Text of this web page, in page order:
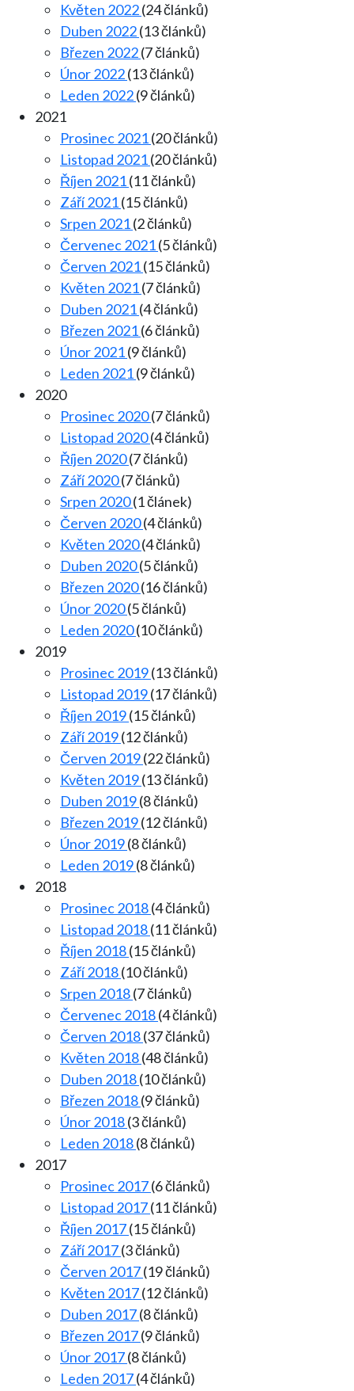
Květen 2022(24 článků)
Duben 2022(13 článků)
Březen 2022(7 článků)
Únor 2022(13 článků)
Leden 2022(9 článků)
2021
Prosinec 2021(20 článků)
Listopad 2021(20 článků)
Říjen 2021(11 článků)
Září 2021(15 článků)
Srpen 2021(2 článků)
Červenec 2021(5 článků)
Červen 2021(15 článků)
Květen 2021(7 článků)
Duben 2021(4 článků)
Březen 2021(6 článků)
Únor 2021(9 článků)
Leden 2021(9 článků)
2020
Prosinec 2020(7 článků)
Listopad 2020(4 článků)
Říjen 2020(7 článků)
Září 2020(7 článků)
Srpen 2020(1 článek)
Červen 2020(4 článků)
Květen 2020(4 článků)
Duben 2020(5 článků)
Březen 2020(16 článků)
Únor 2020(5 článků)
Leden 2020(10 článků)
2019
Prosinec 2019(13 článků)
Listopad 2019(17 článků)
Říjen 2019(15 článků)
Září 2019(12 článků)
Červen 2019(22 článků)
Květen 2019(13 článků)
Duben 2019(8 článků)
Březen 2019(12 článků)
Únor 2019(8 článků)
Leden 2019(8 článků)
2018
Prosinec 2018(4 článků)
Listopad 2018(11 článků)
Říjen 2018(15 článků)
Září 2018(10 článků)
Srpen 2018(7 článků)
Červenec 2018(4 článků)
Červen 2018(37 článků)
Květen 2018(48 článků)
Duben 2018(10 článků)
Březen 2018(9 článků)
Únor 2018(3 článků)
Leden 2018(8 článků)
2017
Prosinec 2017(6 článků)
Listopad 2017(11 článků)
Říjen 2017(15 článků)
Září 2017(3 článků)
Červen 2017(19 článků)
Květen 2017(12 článků)
Duben 2017(8 článků)
Březen 2017(9 článků)
Únor 2017(8 článků)
Leden 2017(4 článků)